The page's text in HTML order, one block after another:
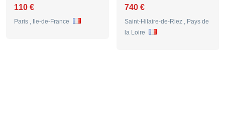
110 €
Paris , Ile-de-France
740 €
Saint-Hilaire-de-Riez , Pays de
la Loire